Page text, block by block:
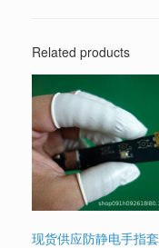
Related products
现货供应防静电手指套